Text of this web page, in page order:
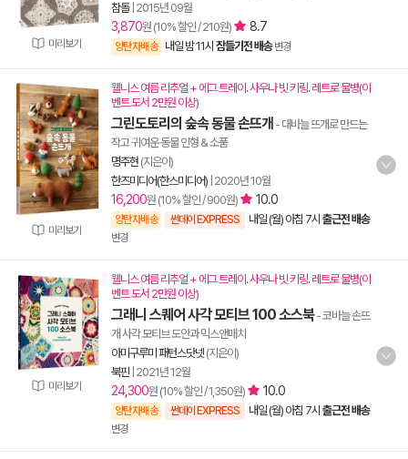
미리보기
참돌| 2015년 09월
3,870원 (10% 할인 / 210원) 8.7
양탄자배송 내일 밤 11시 잠들기전 배송 변경
미리보기
웰니스 여름 리추얼 + 에그 트레이. 사우나 빗 키링. 레트로 물병(이
벤트 도서 2만원 이상)
그린도토리의 숲속 동물 손뜨개 - 대바늘 뜨개로 만드는
작고 귀여운 동물 인형 & 소품
명주현 (지은이)
한즈미디어(한스미디어) 2020년 10월
16,200원 (10% 할인 / 900원) 10.0
양탄자배송 썬데이 EXPRESS 내일 (월) 아침 7시 출근전 배송
변경
미리보기
웰니스 여름 리추얼 + 에그 트레이. 사우나 빗 키링. 레트로 물병(이
벤트 도서 2만원 이상)
그래니 스퀘어 사각 모티브 100 소스북- 코바늘 손뜨
개 사각 모티브 도안과 믹스앤매치
아미구루미 패턴스닷넷 (지은이)
북핀 2021년 12월
24,300원 (10% 할인 / 1,350원) 10.0
양탄자배송 썬데이 EXPRESS 내일 (월) 아침 7시 출근전 배송
변경